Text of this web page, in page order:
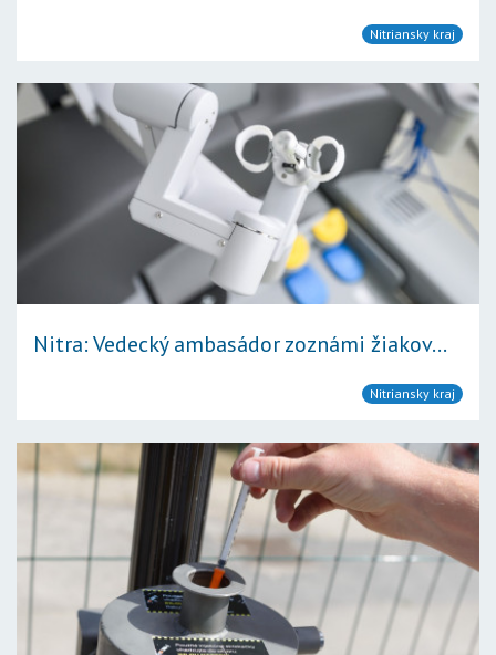
Nitriansky kraj
Nitra: Vedecký ambasádor zoznámi žiakov...
Nitriansky kraj